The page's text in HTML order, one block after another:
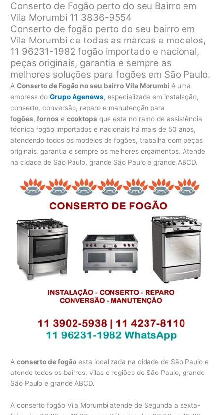
Conserto de Fogão perto do seu Bairro em
Vila Morumbi 11 3836-9554
Conserto de fogão perto do seu bairro em
Vila Morumbi de todas as marcas e modelos,
11 96231-1982 fogão importado e nacional,
peças originais, garantia e sempre as
melhores soluções para fogões em São Paulo.
AConserto de Fogão no seu bairro Vila Morumbié uma
empresa doGrupo Agenews, especializada em instalação,
conserto, conversão, reparo e manutenção para
fogões,fornos ecooktops que esta no ramo de assistência
técnica fogão importados e nacionais há mais de 50 anos,
atendendo todos os modelos de fogões, trabalha com peças
originais, garantia e sempre os melhores orçamentos. Atende
na cidade de São Paulo, grande São Paulo e grande ABCD.
Aconserto de fogão esta localizada na cidade de São Paulo e
atende todos os bairros, vilas e regiões de São Paulo, grande
São Paulo e grande ABCD.
A conserto fogão Vila Morumbi atende de Segunda a sexta-